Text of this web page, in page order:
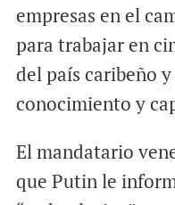
empresas en el
para trabajar en
del país caribeño
conocimiento y
El mandatario
que Putin le